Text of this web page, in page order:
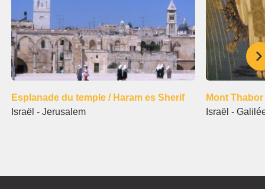
Esplanade du temple / Haram es Sherif
Israël - Jerusalem
Mont Thabor
Israël -